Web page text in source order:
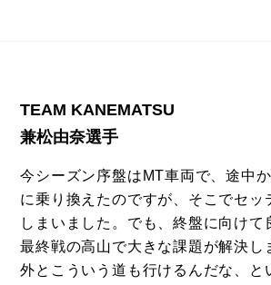
TEAM KANEMATSU
兼松由奈選手
今シーズン序盤はMT車両で、途中
に乗り換えたのですが、そこでセッ
しまいました。でも、終盤に向けて
最終戦の高山で大きな課題が解決し
外とこういう道も行けるんだな、と